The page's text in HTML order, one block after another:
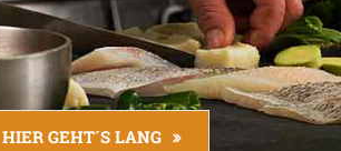
HIER GEHT´S LANG